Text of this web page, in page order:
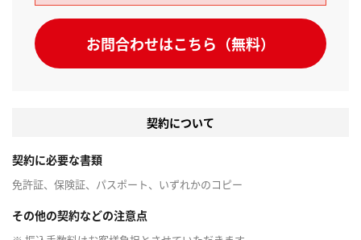
お問合わせはこちら（無料）
契約について
契約に必要な書類
免許証、保険証、パスポート、いずれかのコピー
その他の契約などの注意点